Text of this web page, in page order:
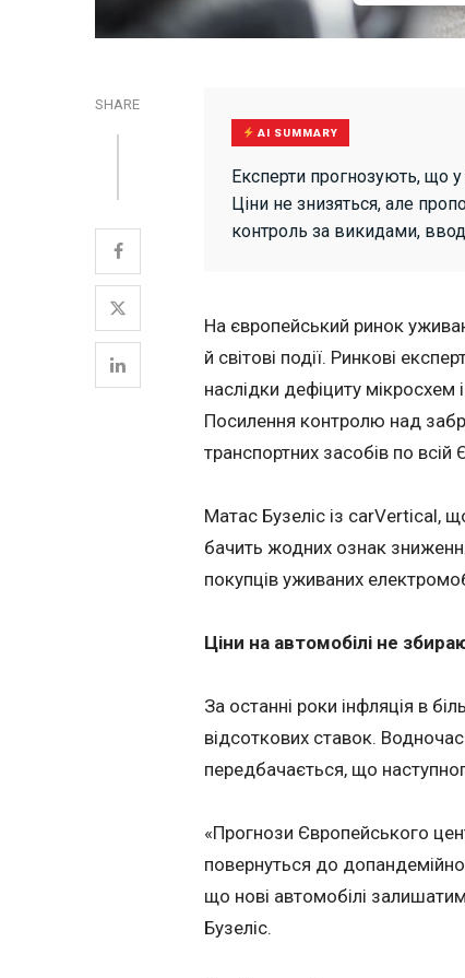
SHARE
AI SUMMARY
Експерти прогнозують, що
Ціни не знизяться, але
контроль за викидами,
На європейський ринок
й світові події. Ринкові
наслідки дефіциту
Посилення контролю над
транспортних засобів по всій
Матас Бузеліс із carVertical,
бачить жодних ознак
покупців уживаних
Ціни на автомобілі не
За останні роки інфляція в
відсоткових ставок.
передбачається, що
«Прогнози Європейського
повернуться до
що нові автомобілі
Бузеліс.